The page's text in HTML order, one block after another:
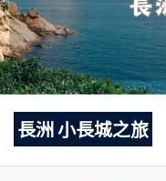
長洲 小長城之旅